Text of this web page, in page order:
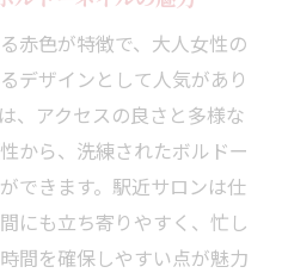
赤色が特徴で、大人女性の
デザインとして人気があり
、アクセスの良さと多様な
から、洗練されたボルドー
できます。駅近サロンは仕
にも立ち寄りやすく、忙し
間を確保しやすい点が魅力